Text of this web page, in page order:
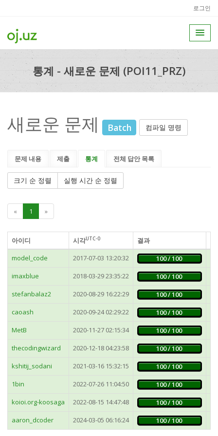
로그인
통계 - 새로운 문제 (POI11_PRZ)
새로운 문제 Batch 컴파일 명령
문제 내용 제출 통계 전체 답안 목록
크기 순 정렬 실행 시간 순 정렬
« 1 »
아이디 시각UTC-0 결과
model_code
2017-07-03 13:20:32 100 / 100
imaxblue 2018-03-29 23:35:22 100 / 100
stefanbalaz2 2020-08-29 16:22:29 100 / 100
caoash 2020-09-24 02:29:22 100 / 100
MetB 2020-11-27 02:15:34 100 / 100
thecodingwizard 2020-12-18 04:23:58 100 / 100
kshitij_sodani 2021-03-16 15:32:15 100 / 100
1bin 2022-07-26 11:04:50 100 / 100
koioi.org-koosaga 2022-08-15 14:47:48 100 / 100
aaron_dcoder 2024-03-05 06:16:24 100 / 100